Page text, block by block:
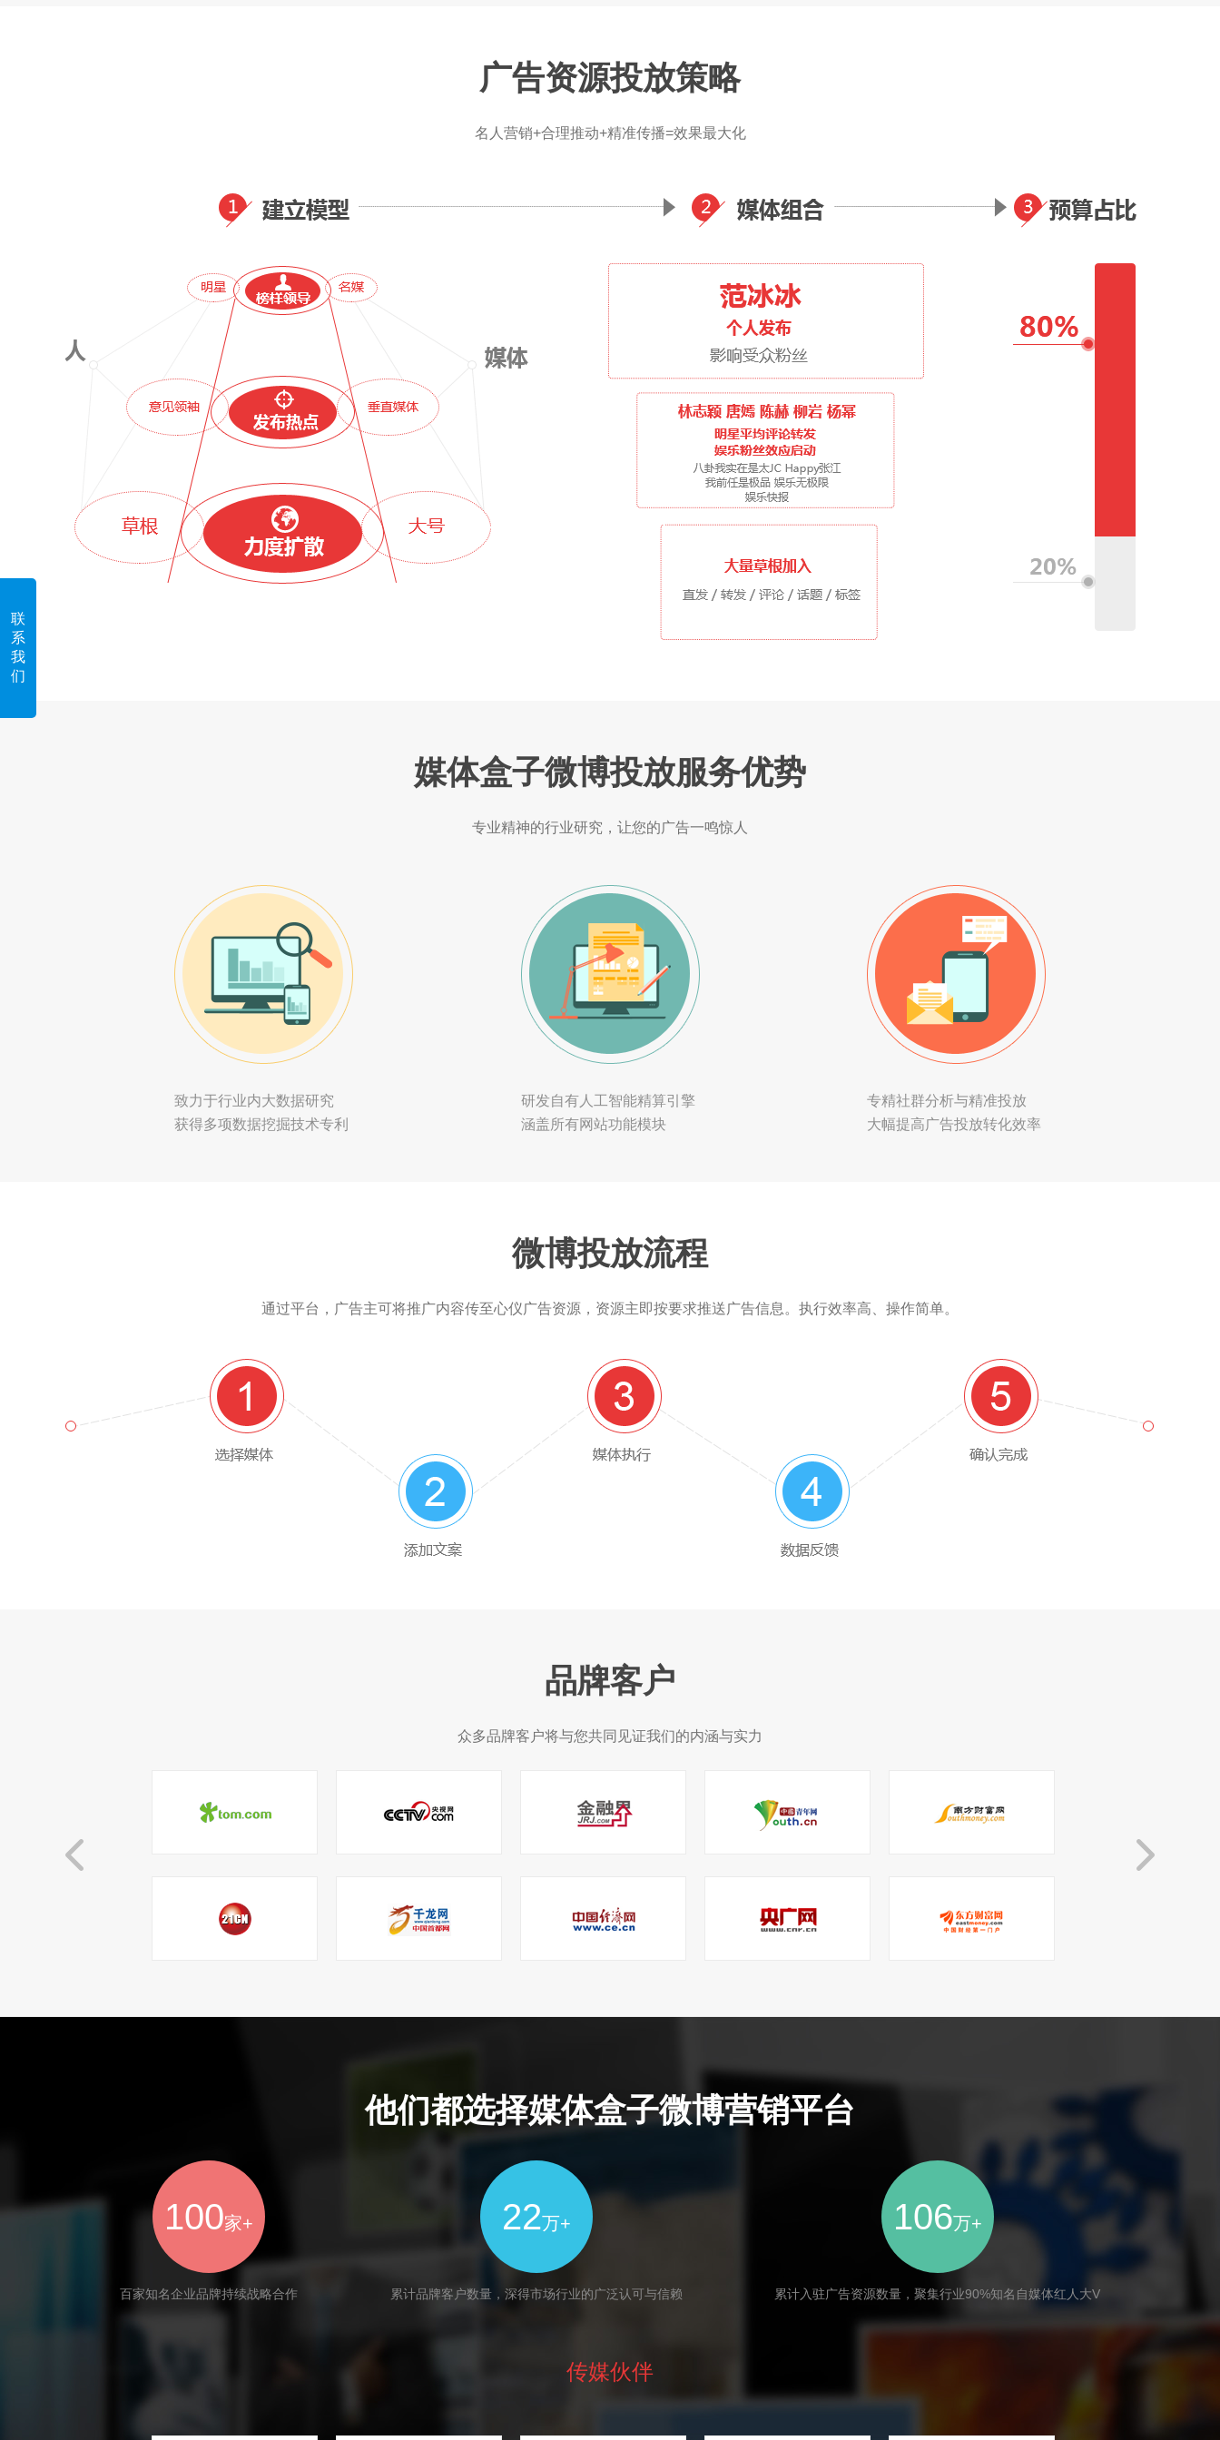
联
系
我
们
广告资源投放策略
名人营销+合理推动+精准传播=效果最大化
媒体盒子微博投放服务优势
专业精神的行业研究，让您的广告一鸣惊人
致力于行业内大数据研究
获得多项数据挖掘技术专利
研发自有人工智能精算引擎
涵盖所有网站功能模块
专精社群分析与精准投放
大幅提高广告投放转化效率
微博投放流程
通过平台，广告主可将推广内容传至心仪广告资源，资源主即按要求推送广告信息。执行效率高、操作简单。
品牌客户
众多品牌客户将与您共同见证我们的内涵与实力
他们都选择媒体盒子微博营销平台
100家+
百家知名企业品牌持续战略合作
22万+
累计品牌客户数量，深得市场行业的广泛认可与信赖
106万+
累计入驻广告资源数量，聚集行业90%知名自媒体红人大V
传媒伙伴